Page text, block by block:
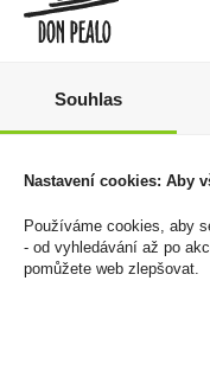
Champagne
Rosé Brut 0,75l
1 269 Kč
Skladem:5 - 50 ks
Souhlas
Nastavení cookies: Aby
Používáme cookies, aby
- od vyhledávání až po
pomůžete web zlepšovat.